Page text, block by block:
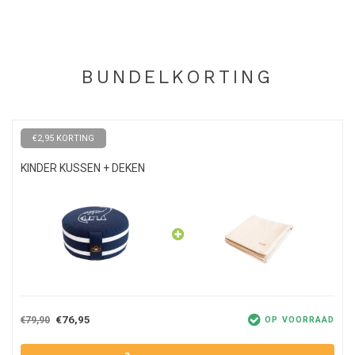
hoes kan worden gewassen in de wasmachine. Doe dit enkel op 30
langer van dit mooie kussen.
BUNDELKORTING
€2,95 KORTING
KINDER KUSSEN + DEKEN
€79,90 €76,95 OP VOORRAAD